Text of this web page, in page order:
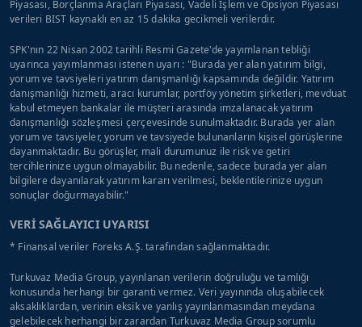
Piyasası, Borçlanma Araçları Piyasası, Vadeli İşlem ve Opsiyon Piyasası
verileri BIST kaynaklı en az 15 dakika gecikmeli verilerdir.
SPK'nın 22 Nisan 2002 tarihli Resmi Gazete'de yayımlanan tebliği
uyarınca yayımlanması istenen uyarı : "Burada yer alan yatırım bilgi,
yorum ve tavsiyeleri yatırım danışmanlığı kapsamında değildir. Yatırım
danışmanlığı hizmeti, aracı kurumlar, portföy yönetim şirketleri, mevduat
kabul etmeyen bankalar ile müşteri arasında imzalanacak yatırım
danışmanlığı sözleşmesi çerçevesinde sunulmaktadır. Burada yer alan
yorum ve tavsiyeler, yorum ve tavsiyede bulunanların kişisel görüşlerine
dayanmaktadır. Bu görüşler, mali durumunuz ile risk ve getiri
tercihlerinize uygun olmayabilir. Bu nedenle, sadece burada yer alan
bilgilere dayanılarak yatırım kararı verilmesi, beklentilerinize uygun
sonuçlar doğurmayabilir."
VERİ SAĞLAYICI UYARISI
* Finansal veriler Foreks A.Ş. tarafından sağlanmaktadır.
Turkuvaz Media Group, yayınlanan verilerin doğruluğu ve tamlığı
konusunda herhangi bir garanti vermez. Veri yayınında oluşabilecek
aksaklıklardan, verinin eksik ve yanlış yayınlanmasından meydana
gelebilecek herhangi bir zarardan Turkuvaz Media Group sorumlu